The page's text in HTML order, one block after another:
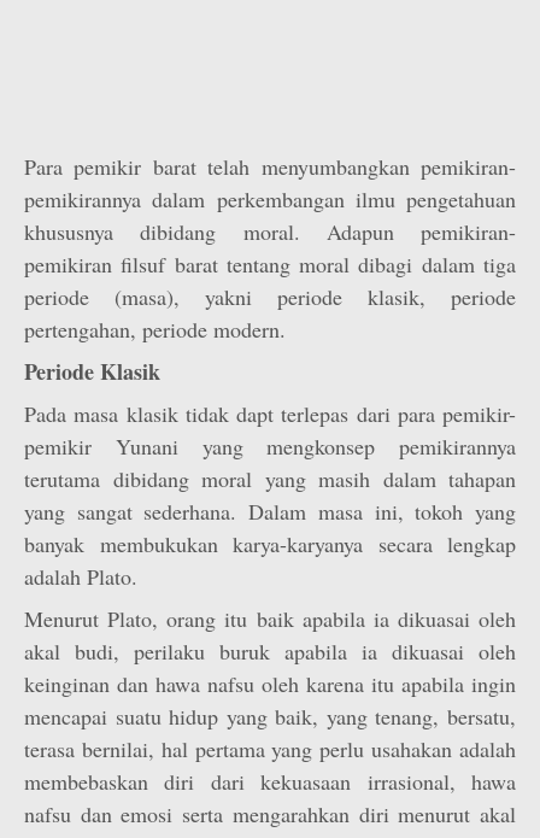
Para pemikir barat telah menyumbangkan pemikiran-
pemikirannya dalam perkembangan ilmu pengetahuan
khususnya dibidang moral. Adapun pemikiran-
pemikiran filsuf barat tentang moral dibagi dalam tiga
periode (masa), yakni periode klasik, periode
pertengahan, periode modern.
Periode Klasik
Pada masa klasik tidak dapt terlepas dari para pemikir-
pemikir Yunani yang mengkonsep pemikirannya
terutama dibidang moral yang masih dalam tahapan
yang sangat sederhana. Dalam masa ini, tokoh yang
banyak membukukan karya-karyanya secara lengkap
adalah Plato.
Menurut Plato, orang itu baik apabila ia dikuasai oleh
akal budi, perilaku buruk apabila ia dikuasai oleh
keinginan dan hawa nafsu oleh karena itu apabila ingin
mencapai suatu hidup yang baik, yang tenang, bersatu,
terasa bernilai, hal pertama yang perlu usahakan adalah
membebaskan diri dari kekuasaan irrasional, hawa
nafsu dan emosi serta mengarahkan diri menurut akal